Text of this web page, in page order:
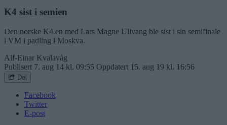
K4 sist i semien
Den norske K4.en med Lars Magne Ullvang ble sist i sin semifinale
i VM i padling i Moskva.
Alf-Einar Kvalavåg
Publisert 7. aug 14 kl. 09:55 Oppdatert 15. aug 19 kl. 16:56
Del
Facebook
Twitter
E-post